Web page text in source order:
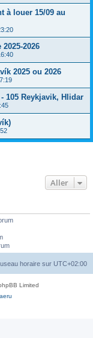
à louer 15/09 au
2026
2025 ou 2026
105 Reykjavik, Hlidar
Aller
horaire sur UTC+02:00
Limited